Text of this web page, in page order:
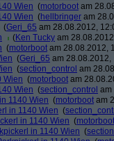
Wien (motorboot am
Wien (hellbringer am
(Geri_65 am 28.08.2012,
(Ken Tucky am
(motorboot am 28.08.2012,
(Geri_65 am 28.08.2012,
(section_control am
Wien (motorboot am
Wien (section_control am
1140 Wien (motorboot am
in 1140 Wien (
in 1140 Wien (motorboot
in 1140 Wien (